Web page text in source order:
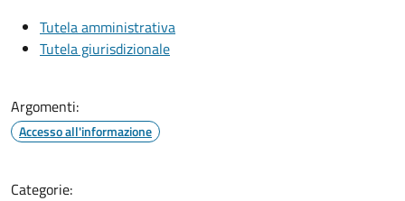
Tutela amministrativa
Tutela giurisdizionale
Argomenti:
Accesso all'informazione
Categorie: